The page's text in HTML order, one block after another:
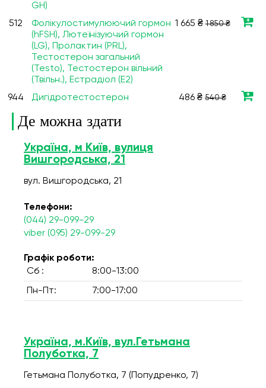
GH)
512
Фолікулостимулюючий гормон
(hFSH), Лютеїнізуючий гормон
(LG), Пролактин (PRL),
Тестостерон загальний
(Testo), Тестостерон вільний
(Твільн.), Естрадіол (Е2)
1 665 ₴1 850 ₴
944 Дигідротестостерон 486 ₴ 540 ₴
Де можна здати
Україна, м Київ, вулиця
Вишгородська, 21
вул. Вишгородська, 21
Телефони:
(044) 29-099-29
viber (095) 29-099-29
Графік роботи:
Сб :
8:00-13:00
Пн-Пт: 7:00-17:00
Україна, м.Київ, вул.Гетьмана
Полуботка, 7
Гетьмана Полуботка, 7 (Попудренко, 7)